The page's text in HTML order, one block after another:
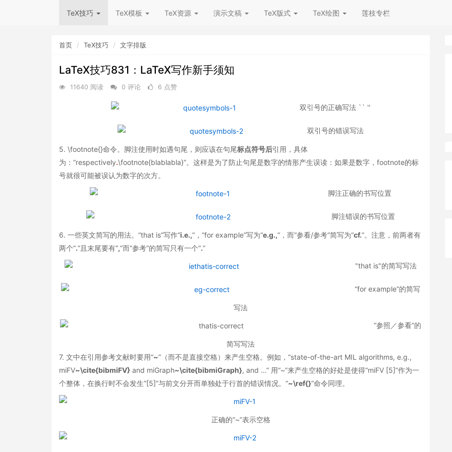
TeX技巧 TeX模板 TeX资源 演示文稿 TeX版式 TeX绘图 莲枝专栏
首页 TeX技巧 文字排版
LaTeX技巧831：LaTeX写作新手须知
11640 阅读 0 评论 6 点赞
双引号的正确写法 `` ''
双引号的错误写法
5. \footnote{}命令。脚注使用时如遇句尾，则应该在句尾标点符号后引用，具体
为：“respectively.\footnote{blablabla}”。这样是为了防止句尾是数字的情形产生误读：如果是数字，footnote的标
号就很可能被误认为数字的次方。
脚注正确的书写位置
脚注错误的书写位置
6. 一些英文简写的用法。“that is”写作“i.e.,”，“for example”写为“e.g.,”，而“参看/参考”简写为“cf.”。注意，前两者有
两个“.”且末尾要有“,”而“参考”的简写只有一个“.”
"that is"的简写写法
“for example”的简写
写法
“参照／参看”的
简写写法
7. 文中在引用参考文献时要用“~”（而不是直接空格）来产生空格。例如，“state-of-the-art MIL algorithms, e.g.,
miFV~\cite{bibmiFV} and miGraph~\cite{bibmiGraph}, and …” 用“~”来产生空格的好处是使得“miFV [5]”作为一
个整体，在换行时不会发生“[5]”与前文分开而单独处于行首的错误情况。“~\ref{}”命令同理。
正确的“~”表示空格